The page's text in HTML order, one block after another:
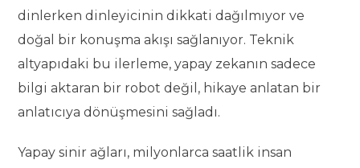
dinlerken dinleyicinin dikkati dağılmıyor ve
doğal bir konuşma akışı sağlanıyor. Teknik
altyapıdaki bu ilerleme, yapay zekanın sadece
bilgi aktaran bir robot değil, hikaye anlatan bir
anlatıcıya dönüşmesini sağladı.
Yapay sinir ağları, milyonlarca saatlik insan